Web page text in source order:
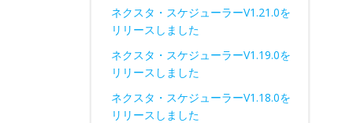
ネクスタ・スケジューラーV1.21.0を
リリースしました
ネクスタ・スケジューラーV1.19.0を
リリースしました
ネクスタ・スケジューラーV1.18.0を
リリースしました